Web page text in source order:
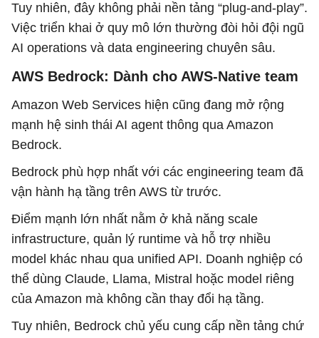
Tuy nhiên, đây không phải nền tảng “plug-and-play”.
Việc triển khai ở quy mô lớn thường đòi hỏi đội ngũ
AI operations và data engineering chuyên sâu.
AWS Bedrock: Dành cho AWS-Native team
Amazon Web Services hiện cũng đang mở rộng
mạnh hệ sinh thái AI agent thông qua Amazon
Bedrock.
Bedrock phù hợp nhất với các engineering team đã
vận hành hạ tầng trên AWS từ trước.
Điểm mạnh lớn nhất nằm ở khả năng scale
infrastructure, quản lý runtime và hỗ trợ nhiều
model khác nhau qua unified API. Doanh nghiệp có
thể dùng Claude, Llama, Mistral hoặc model riêng
của Amazon mà không cần thay đổi hạ tầng.
Tuy nhiên, Bedrock chủ yếu cung cấp nền tảng chứ